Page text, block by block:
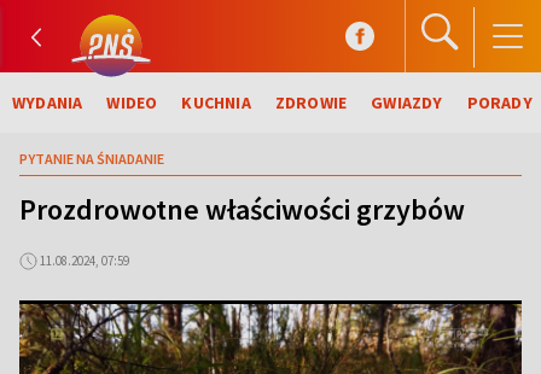
WYDANIA WIDEO KUCHNIA ZDROWIE GWIAZDY PORADY
PYTANIE NA ŚNIADANIE
Prozdrowotne właściwości grzybów
11.08.2024, 07:59